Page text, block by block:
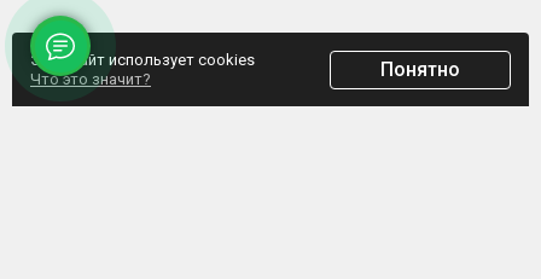
Этот сайт использует cookies
Что это значит?
Понятно